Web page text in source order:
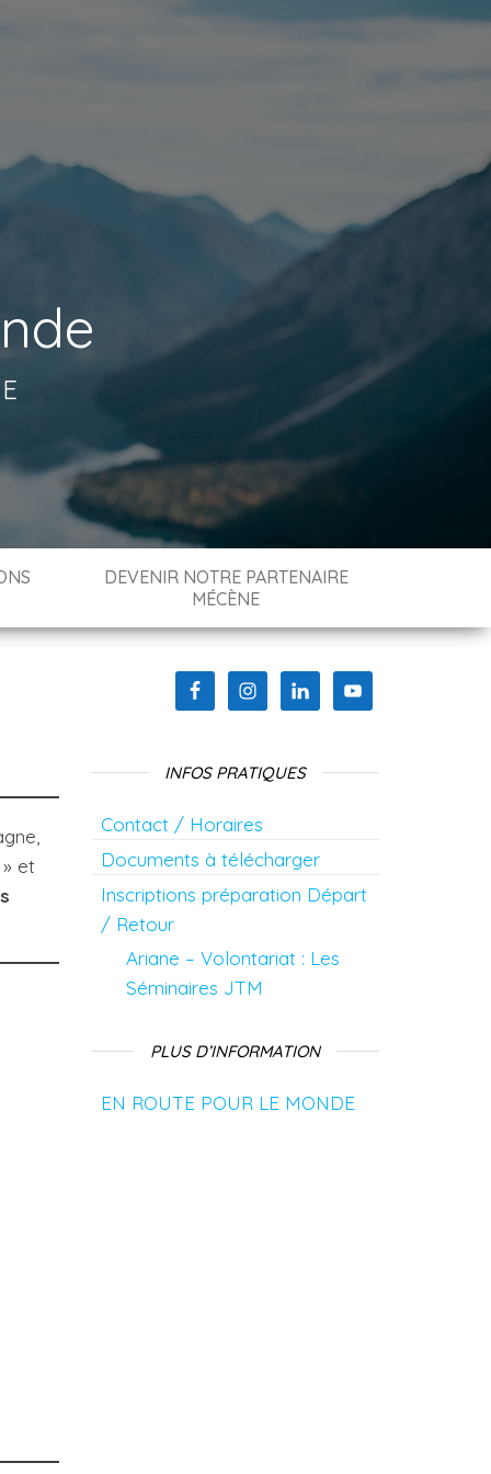
DEVENIR NOTRE PARTENAIRE
MÉCÈNE
et
INFOS PRATIQUES
Contact / Horaires
Documents à télécharger
Inscriptions préparation Départ
/ Retour
Ariane – Volontariat : Les
Séminaires JTM
PLUS D’INFORMATION
EN ROUTE POUR LE MONDE